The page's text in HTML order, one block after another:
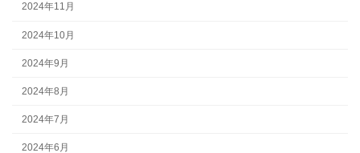
2024年11月
2024年10月
2024年9月
2024年8月
2024年7月
2024年6月